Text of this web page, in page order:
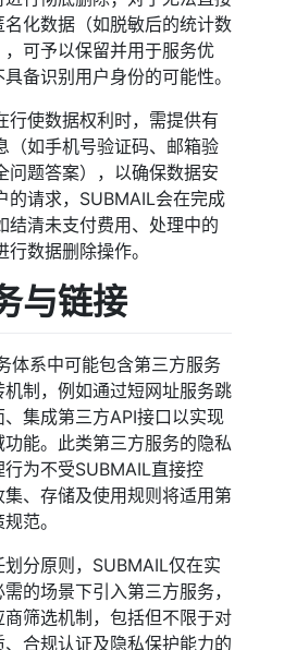
化数据（如脱敏后的统计数
可予以保留并用于服务优
备识别用户身份的可能性。
行使数据权利时，需提供有
（如手机号验证码、邮箱验
问题答案），以确保数据安
的请求，SUBMAIL会在完成
结清未支付费用、处理中的
数据删除操作。
与链接
体系中可能包含第三方服务
制，例如通过短网址服务跳
集成第三方API接口以实现
能。此类第三方服务的隐私
为不受SUBMAIL直接控
、存储及使用规则将适用第
范。
分原则，SUBMAIL仅在实
的场景下引入第三方服务，
筛选机制，包括但不限于对
合规认证及隐私保护能力的